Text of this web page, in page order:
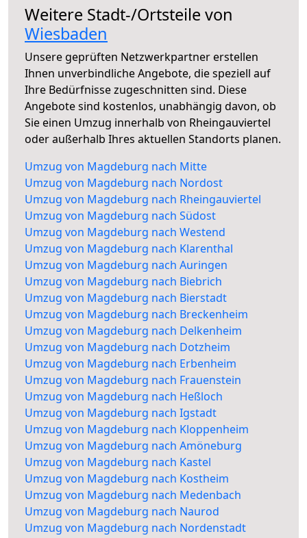
Weitere Stadt-/Ortsteile von
Wiesbaden
Unsere geprüften Netzwerkpartner erstellen
Ihnen unverbindliche Angebote, die speziell auf
Ihre Bedürfnisse zugeschnitten sind. Diese
Angebote sind kostenlos, unabhängig davon, ob
Sie einen Umzug innerhalb von Rheingauviertel
oder außerhalb Ihres aktuellen Standorts planen.
Umzug von Magdeburg nach Mitte
Umzug von Magdeburg nach Nordost
Umzug von Magdeburg nach Rheingauviertel
Umzug von Magdeburg nach Südost
Umzug von Magdeburg nach Westend
Umzug von Magdeburg nach Klarenthal
Umzug von Magdeburg nach Auringen
Umzug von Magdeburg nach Biebrich
Umzug von Magdeburg nach Bierstadt
Umzug von Magdeburg nach Breckenheim
Umzug von Magdeburg nach Delkenheim
Umzug von Magdeburg nach Dotzheim
Umzug von Magdeburg nach Erbenheim
Umzug von Magdeburg nach Frauenstein
Umzug von Magdeburg nach Heßloch
Umzug von Magdeburg nach Igstadt
Umzug von Magdeburg nach Kloppenheim
Umzug von Magdeburg nach Amöneburg
Umzug von Magdeburg nach Kastel
Umzug von Magdeburg nach Kostheim
Umzug von Magdeburg nach Medenbach
Umzug von Magdeburg nach Naurod
Umzug von Magdeburg nach Nordenstadt